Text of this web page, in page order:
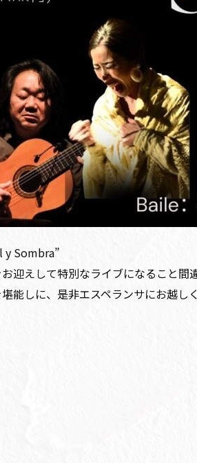
y Sombra”
迎えして特別なライブになること間
能しに、是非エスペランサにお越し